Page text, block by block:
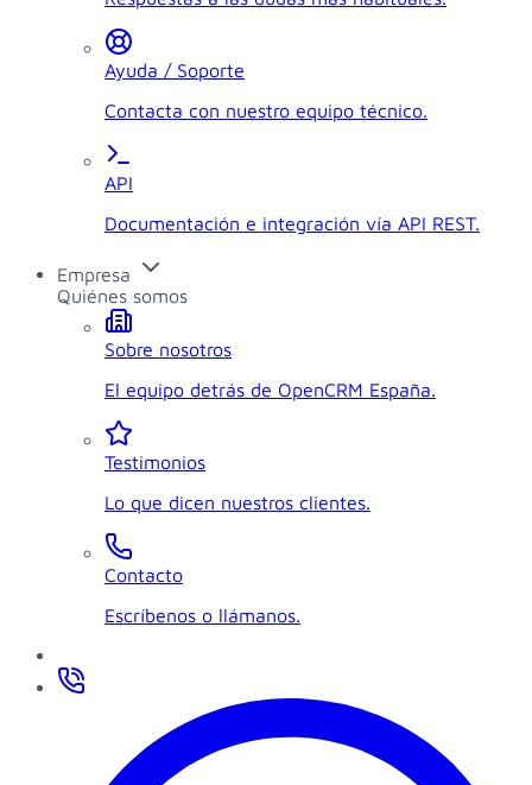
Ayuda / Soporte
Contacta con nuestro equipo técnico.
API
Documentación e integración vía API REST.
Empresa
Quiénes somos
Sobre nosotros
El equipo detrás de OpenCRM España.
Testimonios
Lo que dicen nuestros clientes.
Contacto
Escríbenos o llámanos.